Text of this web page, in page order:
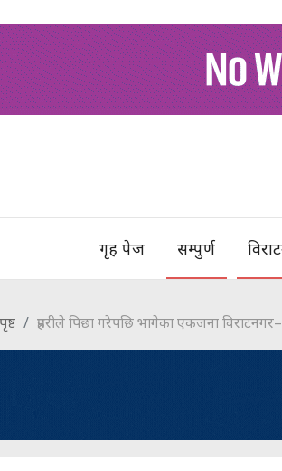
गृह पेज सम्पुर्ण
प्रहरीले पिछा गरेपछि भागेका एकजना